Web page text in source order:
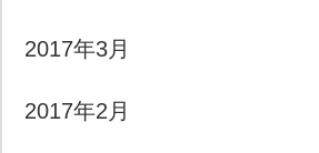
2017年3月
2017年2月